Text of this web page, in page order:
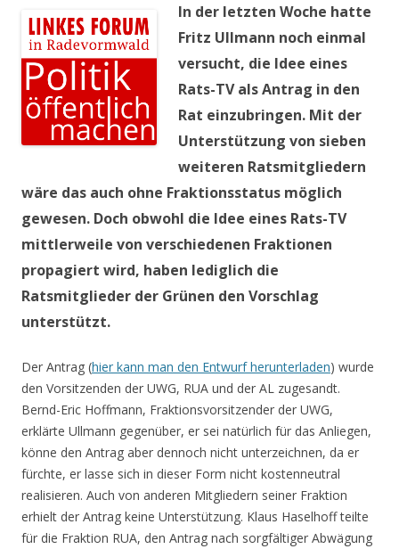
In der letzten Woche hatte
Fritz Ullmann noch einmal
versucht, die Idee eines
Rats-TV als Antrag in den
Rat einzubringen. Mit der
Unterstützung von sieben
weiteren Ratsmitgliedern
wäre das auch ohne Fraktionsstatus möglich
gewesen. Doch obwohl die Idee eines Rats-TV
mittlerweile von verschiedenen Fraktionen
propagiert wird, haben lediglich die
Ratsmitglieder der Grünen den Vorschlag
unterstützt.
Der Antrag (hier kann man den Entwurf herunterladen) wurde
den Vorsitzenden der UWG, RUA und der AL zugesandt.
Bernd-Eric Hoffmann, Fraktionsvorsitzender der UWG,
erklärte Ullmann gegenüber, er sei natürlich für das Anliegen,
könne den Antrag aber dennoch nicht unterzeichnen, da er
fürchte, er lasse sich in dieser Form nicht kostenneutral
realisieren. Auch von anderen Mitgliedern seiner Fraktion
erhielt der Antrag keine Unterstützung. Klaus Haselhoff teilte
für die Fraktion RUA, den Antrag nach sorgfältiger Abwägung